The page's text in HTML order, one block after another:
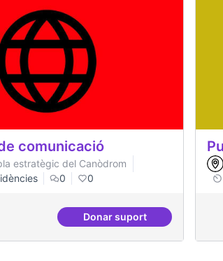
comunicació
estratègic del Canòdrom
0 0
Donar suportCampanya de